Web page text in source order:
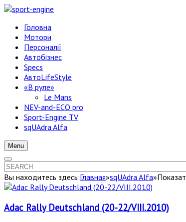
Головна
Мотори
Персоналії
Автобізнес
Specs
АвтоLifeStyle
«В руле»
Le Mans
NEV-and-ECO pro
Sport-Engine TV
sqUAdra Alfa
Menu
Вы находитесь здесь:Главная»sqUAdra Alfa»
Adac Rally Deutschland (20-22/VIII.2010)